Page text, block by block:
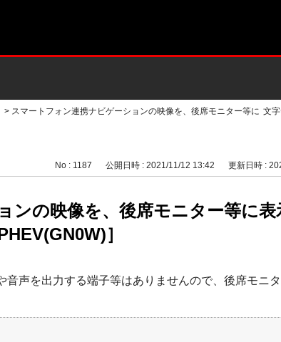
文
> スマートフォン連携ナビゲーションの映像を、後席モニター等に
No : 1187 公開日時 : 2021/11/12 13:42 更新日時 :
ンの映像を、後席モニター等に
］
声を出力する端子等はありませんので、後席モニ